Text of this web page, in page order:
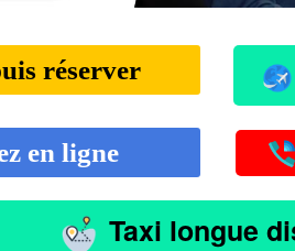
réserver
en ligne
Taxi longue